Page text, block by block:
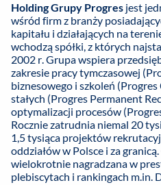
Holding Grupy Progres jest
wśród firm z branży
kapitału i działających na
wchodzą spółki, z których
2002 r. Grupa wspiera
zakresie pracy tymczasowej
biznesowego i szkoleń
stałych (Progres Permanent
optymalizacji procesów
Rocznie zatrudnia niemal 20
1,5 tysiąca projektów
oddziałów w Polsce i za
wielokrotnie nagradzana w
plebiscytach i rankingach m.in.